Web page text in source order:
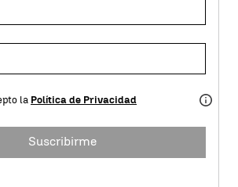
la Política de Privacidad
Suscribirme